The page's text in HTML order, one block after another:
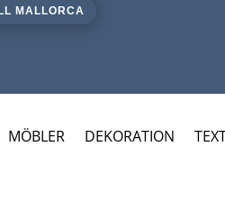
MALLORCA
MÖBLER DEKORATION